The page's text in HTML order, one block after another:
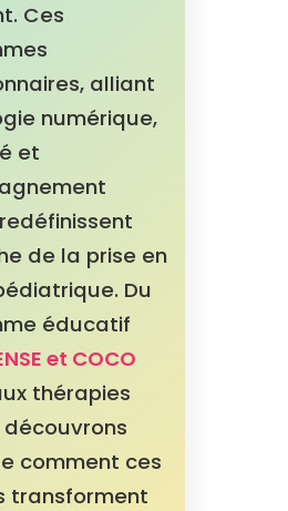
Ces
alliant
numérique,
et
de la prise en
Du
éducatif
et COCO
thérapies
comment ces
transforment